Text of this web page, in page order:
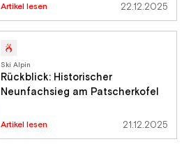
Artikel lesen 22.12.2025
Ski Alpin
Rückblick: Historischer
Neunfachsieg am Patscherkofel
Artikel lesen 21.12.2025